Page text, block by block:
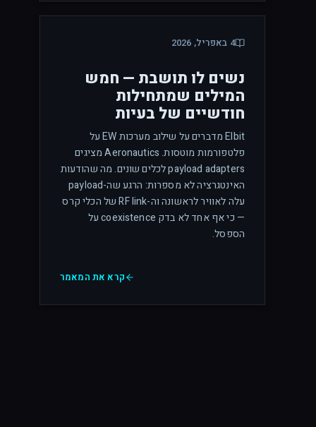
4 באפריל, 2026
נשים לו תושבת — חמש
המילים שמתחילות
חודשיים של בעיות
Elbit מדברים על שילוב מערכות EW על
פלטפורמות מוטסות. Aeronautics מציגים
payload adapters לכלים שונים. מה שהודעות
האינטגרציה לא מספרות: הרגע שה-payload
עלה לאוויר לראשונה וה-RF link של הכלי קרס
— כי אף אחד לא בדק coexistence על
הספסל.
קרא את המאמר